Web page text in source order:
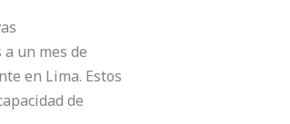
un mes de
en Lima. Estos
de